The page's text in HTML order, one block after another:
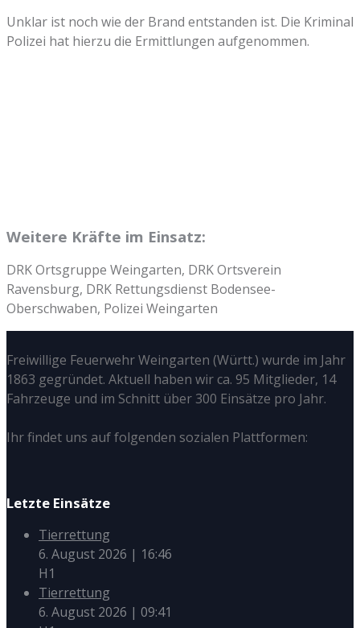
Unklar ist noch wie der Brand entstanden ist. Die Kriminal
Polizei hat hierzu die Ermittlungen aufgenommen.
Weitere Kräfte im Einsatz:
DRK Ortsgruppe Weingarten, DRK Ortsverein
Ravensburg, DRK Rettungsdienst Bodensee-
Oberschwaben, Polizei Weingarten
Freiwillige Feuerwehr Weingarten (Württ.) wurde im Jahr
1863 gegründet. Aktuell haben wir ca. 95 Mitglieder, 14
Fahrzeuge und im Schnitt über 300 Einsätze pro Jahr.
Ihr findet uns auf folgenden sozialen Plattformen:
Letzte Einsätze
Tierrettung
6. August 2026 | 16:46
H1
Tierrettung
6. August 2026 | 09:41